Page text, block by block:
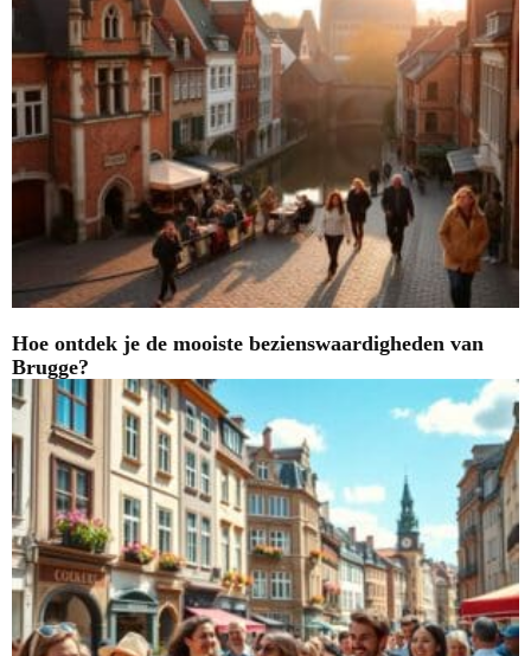
Hoe ontdek je de mooiste bezienswaardigheden van
Brugge?